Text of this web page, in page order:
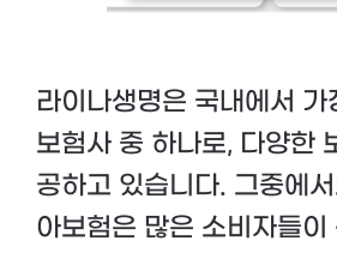
라이나생명은 국내에서 가
보험사 중 하나로, 다양한
공하고 있습니다. 그중에
아보험은 많은 소비자들이